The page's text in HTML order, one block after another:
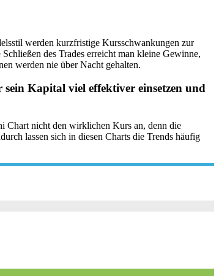
werden kurzfristige Kursschwankungen zur
des Trades erreicht man kleine Gewinne,
werden nie über Nacht gehalten.
Kapital viel effektiver einsetzen und
Chart nicht den wirklichen Kurs an, denn die
lassen sich in diesen Charts die Trends häufig